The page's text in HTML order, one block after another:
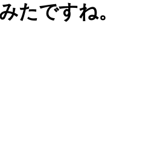
たですね。